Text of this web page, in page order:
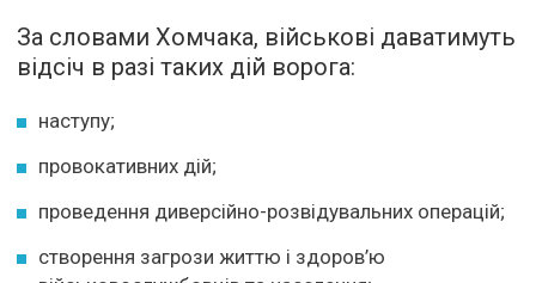
За словами Хомчака, військові даватимуть
відсіч в разі таких дій ворога:
наступу;
провокативних дій;
проведення диверсійно-розвідувальних операцій;
створення загрози життю і здоров’ю